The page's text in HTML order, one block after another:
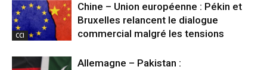
CCI
Chine – Union européenne : Pékin et
Bruxelles relancent le dialogue
commercial malgré les tensions
Allemagne – Pakistan :